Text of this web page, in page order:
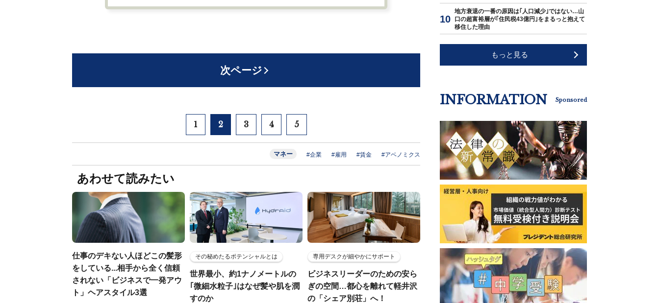
次ページ
1 2 3 4 5
マネー #企業 #雇用 #賃金 #アベノミクス
あわせて読みたい
仕事のデキない人ほどこの髪形
をしている...相手から全く信頼
されない「ビジネスで一発アウ
ト」ヘアスタイル3選
その秘めたるポテンシャルとは
世界最小、約1ナノメートルの
｢微細水粒子｣はなぜ髪や肌を潤
すのか
専用デスクが細やかにサポート
ビジネスリーダーのための安ら
ぎの空間…都心を離れて軽井沢
の「シェア別荘」へ！
地方衰退の一番の原因は｢人口減少｣ではない…山
口の超富裕層が｢住民税43億円｣をまるっと抱えて
移住した理由
もっと見る
INFORMATION Sponsored